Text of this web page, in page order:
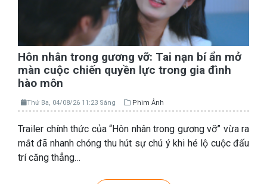
Hôn nhân trong gương vỡ: Tai nạn bí ẩn mở
màn cuộc chiến quyền lực trong gia đình
hào môn
Thứ Ba, 04/08/26 11:23 Sáng Phim Ảnh
Trailer chính thức của “Hôn nhân trong gương vỡ” vừa ra
mắt đã nhanh chóng thu hút sự chú ý khi hé lộ cuộc đấu
trí căng thẳng…